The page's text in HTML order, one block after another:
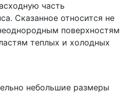
часть
Сказанное относится не
поверхностям
теплых и холодных
небольшие размеры